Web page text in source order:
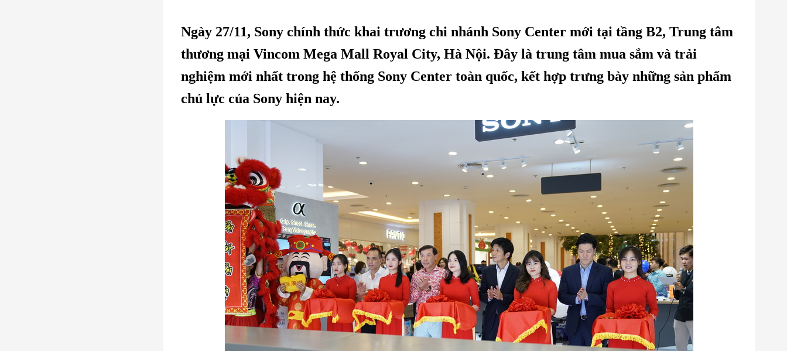
Ngày 27/11, Sony chính thức khai trương chi nhánh Sony Center mới tại tầng B2, Trung tâm
thương mại Vincom Mega Mall Royal City, Hà Nội. Đây là trung tâm mua sắm và trải
nghiệm mới nhất trong hệ thống Sony Center toàn quốc, kết hợp trưng bày những sản phẩm
chủ lực của Sony hiện nay.